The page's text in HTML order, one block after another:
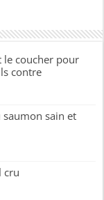
le coucher pour
contre
sain et
cru